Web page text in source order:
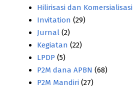
Hilirisasi dan Komersialisasi
Invitation (29)
Jurnal (2)
Kegiatan (22)
LPDP (5)
P2M dana APBN (68)
P2M Mandiri (27)